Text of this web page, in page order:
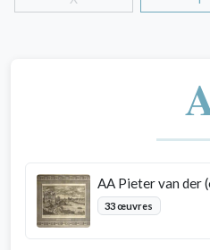
AA Pieter van der
33 œuvres